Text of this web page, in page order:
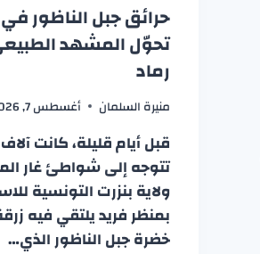
حرائق جبل الناظور
تحوّل المشهد
رماد
منيرة السلمان أغسطس 7, 2026
قبل أيام قليلة، كانت
تتوجه إلى شواطئ غار
ولاية بنزرت التونسية
بمنظر فريد يلتقي فيه
خضرة جبل الناظور الذي…